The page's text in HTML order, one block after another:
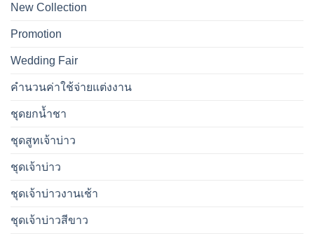
New Collection
Promotion
Wedding Fair
คำนวนค่าใช้จ่ายแต่งงาน
ชุดยกน้ำชา
ชุดสูทเจ้าบ่าว
ชุดเจ้าบ่าว
ชุดเจ้าบ่าวงานเช้า
ชุดเจ้าบ่าวสีขาว